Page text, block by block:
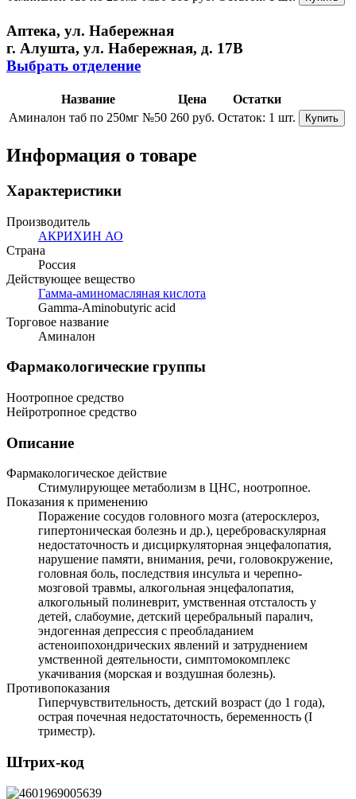
Аптека, ул. Набережная
г. Алушта, ул. Набережная, д. 17В
Выбрать отделение
Название Цена
Остатки
Аминалон таб по 250мг №50 260 руб. Остаток: 1 шт. Купить
Информация о товаре
Характеристики
Производитель
АКРИХИН АО
Страна
Россия
Действующее вещество
Гамма-аминомасляная кислота
Gamma-Aminobutyric acid
Торговое название
Аминалон
Фармакологические группы
Ноотропное средство
Нейротропное средство
Описание
Фармакологическое действие
Стимулирующее метаболизм в ЦНС, ноотропное.
Показания к применению
Поражение сосудов головного мозга (атеросклероз,
гипертоническая болезнь и др.), цереброваскулярная
недостаточность и дисциркуляторная энцефалопатия,
нарушение памяти, внимания, речи, головокружение,
головная боль, последствия инсульта и черепно-
мозговой травмы, алкогольная энцефалопатия,
алкогольный полиневрит, умственная отсталость у
детей, слабоумие, детский церебральный паралич,
эндогенная депрессия с преобладанием
астеноипохондрических явлений и затруднением
умственной деятельности, симптомокомплекс
укачивания (морская и воздушная болезнь).
Противопоказания
Гиперчувствительность, детский возраст (до 1 года),
острая почечная недостаточность, беременность (I
триместр).
Штрих-код